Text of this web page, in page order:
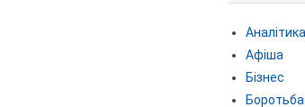
Аналітика
Афіша
Бізнес
Боротьба